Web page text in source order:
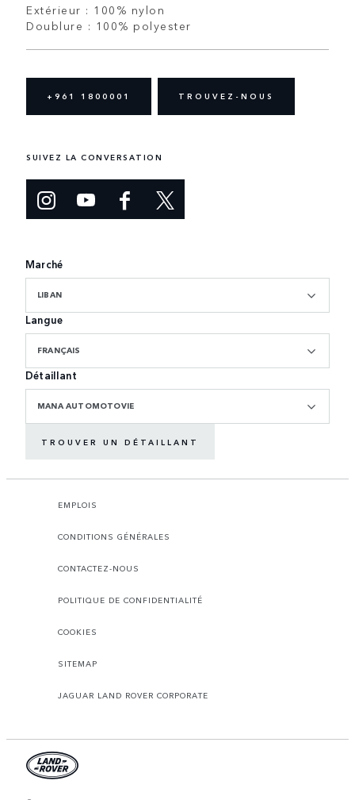
Extérieur : 100% nylon
Doublure : 100% polyester
+961 1800001 TROUVEZ-NOUS
SUIVEZ LA CONVERSATION
Marché
LIBAN
Langue
FRANÇAIS
Détaillant
MANA AUTOMOTOVIE
TROUVER UN DÉTAILLANT
EMPLOIS
CONDITIONS GÉNÉRALES
CONTACTEZ-NOUS
POLITIQUE DE CONFIDENTIALITÉ
COOKIES
SITEMAP
JAGUAR LAND ROVER CORPORATE